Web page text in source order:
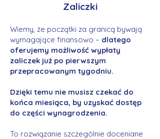
Zaliczki
Wiemy, że początki za granicą bywają
wymagające finansowo – dlatego
oferujemy możliwość wypłaty
zaliczek już po pierwszym
przepracowanym tygodniu.
Dzięki temu nie musisz czekać do
końca miesiąca, by uzyskać dostęp
do części wynagrodzenia.
To rozwiązanie szczególnie doceniane